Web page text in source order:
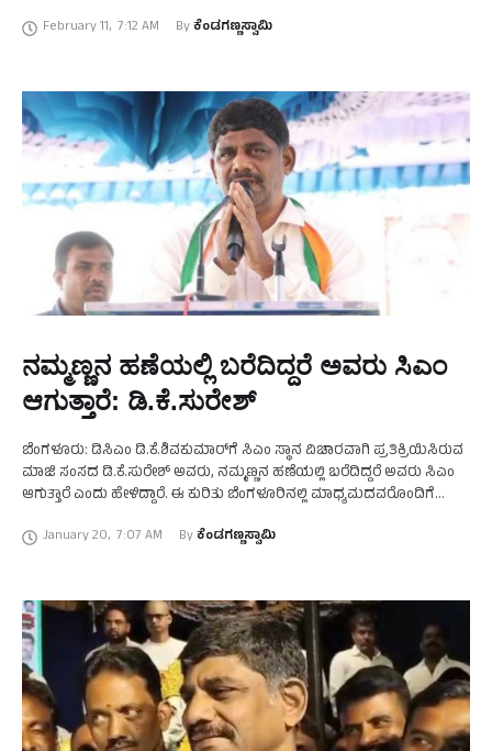
ಈಗಲೂ …
February 11, 7:12 AM By ಕೆಂಡಗಣ್ಣಸ್ವಾಮಿ
ನಮ್ಮಣ್ಣನ ಹಣೆಯಲ್ಲಿ ಬರೆದಿದ್ದರೆ ಅವರು ಸಿಎಂ
ಆಗುತ್ತಾರೆ: ಡಿ.ಕೆ.ಸುರೇಶ್‌
ಬೆಂಗಳೂರು: ಡಿಸಿಎಂ ಡಿ.ಕೆ.ಶಿವಕುಮಾರ್‌ಗೆ ಸಿಎಂ ಸ್ಥಾನ ವಿಚಾರವಾಗಿ ಪ್ರತಿಕ್ರಿಯಿಸಿರುವ
ಮಾಜಿ ಸಂಸದ ಡಿ.ಕೆ.ಸುರೇಶ್‌ ಅವರು, ನಮ್ಮಣ್ಣನ ಹಣೆಯಲ್ಲಿ ಬರೆದಿದ್ದರೆ ಅವರು ಸಿಎಂ
ಆಗುತ್ತಾರೆ ಎಂದು ಹೇಳಿದ್ದಾರೆ. ಈ ಕುರಿತು ಬೆಂಗಳೂರಿನಲ್ಲಿ ಮಾಧ್ಯಮದವರೊಂದಿಗೆ
January 20, 7:07 AM By ಕೆಂಡಗಣ್ಣಸ್ವಾಮಿ